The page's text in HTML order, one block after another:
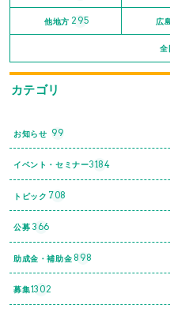
他地方 295 広
全
カテゴリ
お知らせ 99
イベント・セミナー3184
トピック 708
公募 366
助成金・補助金 898
募集1302